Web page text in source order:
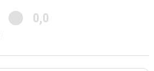
0,0